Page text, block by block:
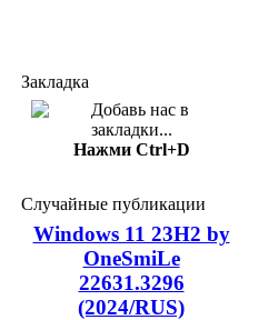
Закладка
Нажми Ctrl+D
Случайные публикации
Windows 11 23H2 by
OneSmiLe
22631.3296
(2024/RUS)